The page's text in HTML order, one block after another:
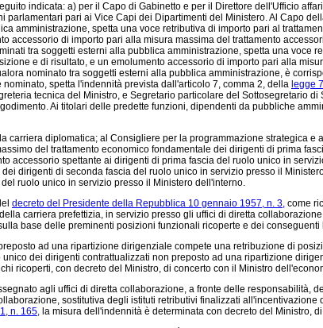
indicata: a) per il Capo di Gabinetto e per il Direttore dell'Ufficio
pari ai Vice Capi dei Dipartimenti del Ministero. Al Capo
amministrazione, spetta una voce retributiva di importo pari al
di importo pari alla misura massima del trattamento
tra soggetti esterni alla pubblica amministrazione, spetta una voce
e di risultato, e un emolumento accessorio di importo pari alla
nominato tra soggetti esterni alla pubblica amministrazione, è
spetta l'indennità prevista dall'articolo 7, comma 2, della legge
tecnica del Ministro, e Segretario particolare del Sottosegretario
Ai titolari delle predette funzioni, dipendenti da pubbliche
diplomatica; al Consigliere per la programmazione strategica e
del trattamento economico fondamentale dei dirigenti di prima
accessorio spettante ai dirigenti di prima fascia del ruolo unico in
dirigenti di seconda fascia del ruolo unico in servizio presso il
ruolo unico in servizio presso il Ministero dell'interno.
decreto del Presidente della Repubblica 10 gennaio 1957, n. 3, come
carriera prefettizia, in servizio presso gli uffici di diretta
base delle preminenti posizioni funzionali ricoperte e dei
ad una ripartizione dirigenziale compete una retribuzione di
dei dirigenti contrattualizzati non preposto ad una ripartizione
ricoperti, con decreto del Ministro, di concerto con il Ministro
agli uffici di diretta collaborazione, a fronte delle responsabilità,
sostitutiva degli istituti retributivi finalizzati
n. 165, la misura dell'indennità è determinata con decreto del Ministro,